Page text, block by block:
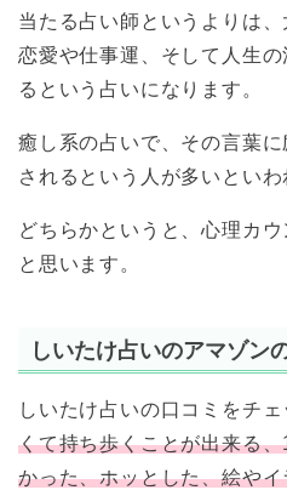
当たる占い師というよりは、
恋愛や仕事運、そして人生の
るという占いになります。
癒し系の占いで、その言葉
されるという人が多いといわ
どちらかというと、心理カ
と思います。
しいたけ占いのアマゾン
しいたけ占いの口コミをチェ
くて持ち歩くことが出来る
かった、ホッとした、絵や